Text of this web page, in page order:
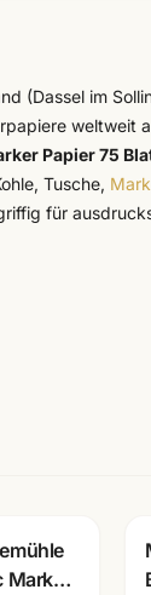
(Dassel im
weltweit
Papier 75
Tusche,
für
Marker